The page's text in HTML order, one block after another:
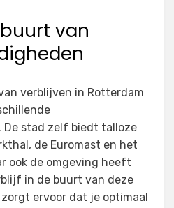
van
verblijven in Rotterdam
De stad zelf biedt talloze
de Euromast en het
ook de omgeving heeft
in de buurt van deze
ervoor dat je optimaal